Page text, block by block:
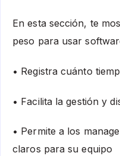
En esta sección, te
peso para usar
• Registra cuánto
• Facilita la gestión y
• Permite a los
claros para su equipo